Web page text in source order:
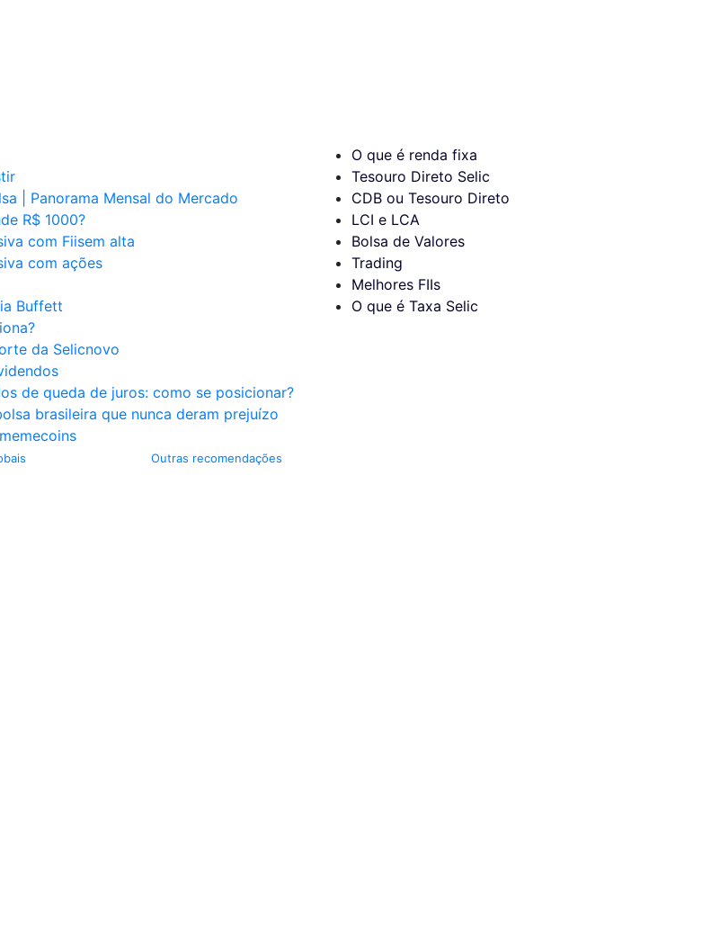
| Panorama Mensal do Mercado
R$ 1000?
com Fiisem alta
com ações
Buffett
da Selicnovo
de queda de juros: como se posicionar?
brasileira que nunca deram prejuízo
O que é renda fixa
Tesouro Direto Selic
CDB ou Tesouro Direto
LCI e LCA
Bolsa de Valores
Trading
Melhores FIIs
O que é Taxa Selic
Outras recomendações